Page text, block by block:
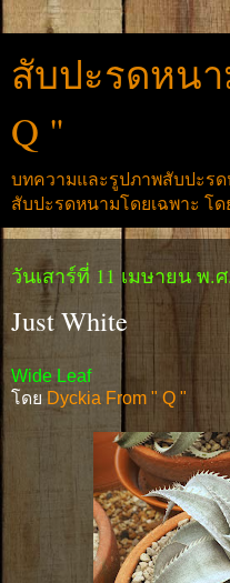
สับปะรดหนา
Q "
บทความและรูปภาพสับปะร
สับปะรดหนามโดยเฉพาะ โด
วันเสาร์ที่ 11 เมษายน พ.ศ
Just White
Wide Leaf
โดย Dyckia From " Q "